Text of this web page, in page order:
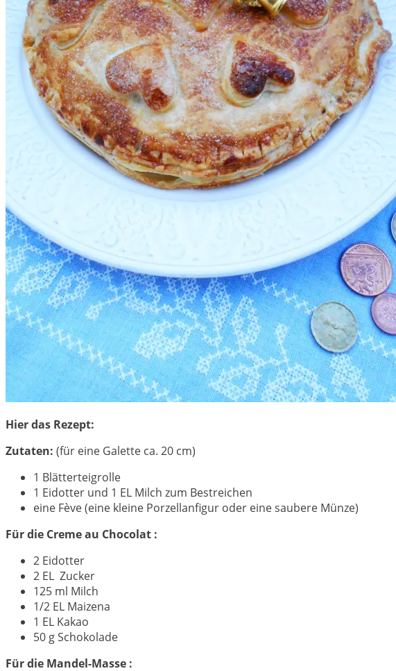
Hier das Rezept:
Zutaten: (für eine Galette ca. 20 cm)
1 Blätterteigrolle
1 Eidotter und 1 EL Milch zum Bestreichen
eine Fève (eine kleine Porzellanfigur oder eine saubere Münze)
Für die Creme au Chocolat :
2 Eidotter
2 EL Zucker
125 ml Milch
1/2 EL Maizena
1 EL Kakao
50 g Schokolade
Für die Mandel-Masse :